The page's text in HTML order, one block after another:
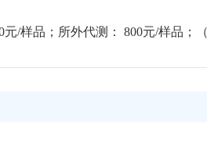
/样品；所外代测： 800元/样品；（